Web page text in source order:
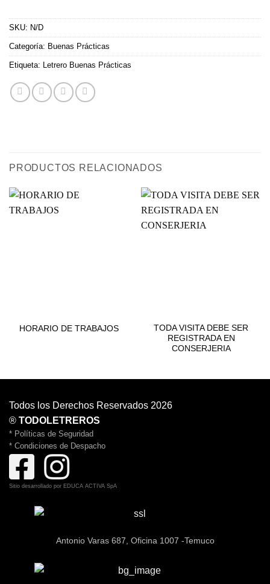
SKU: N/D
Categoría: Buenas Prácticas
Etiqueta: Letrero Buenas Prácticas
PRODUCTOS RELACIONADOS
HORARIO DE TRABAJOS
TODA VISITA DEBE SER
REGISTRADA EN
CONSERJERIA
Todos los Derechos Reservados 2026
® TODOLETREROS
* Políticas de Seguridad
* Condiciones de Despacho
Sitio desarrollado por EDUCA ACTIVA SpA
Antonio Varas 687, Oficina 1007 -Temuco